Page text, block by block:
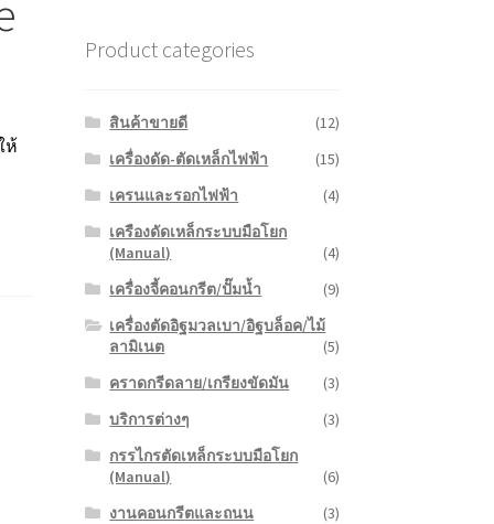
ห้
Product categories
สินค้าขายดี
(12)
เครื่องดัด-ตัดเหล็กไฟฟ้า
(15)
เครนและรอกไฟฟ้า
(4)
เครืองดัดเหล็กระบบมือโยก
(Manual)
(4)
เครื่องจี้คอนกรีต/ปั๊มน้ำ
(9)
เครื่องตัดอิฐมวลเบา/อิฐบล็อค/ไม้
ลามิเนต
(5)
คราดกรีดลาย/เกรียงขัดมัน
(3)
บริการต่างๆ
(3)
กรรไกรตัดเหล็กระบบมือโยก
(Manual)
(6)
งานคอนกรีตและถนน
(3)